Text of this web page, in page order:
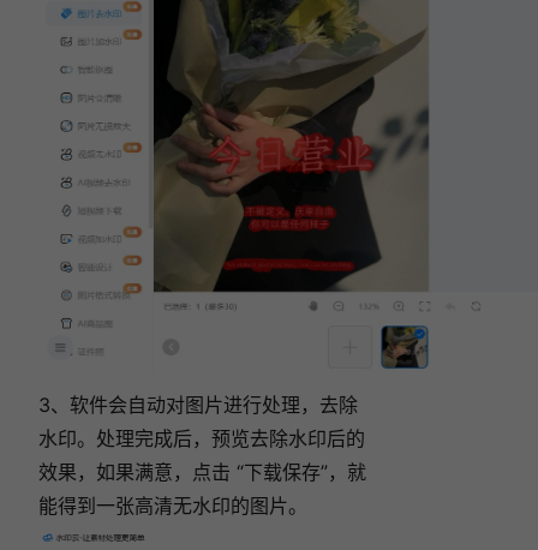
3、软件会自动对图片进行处理，去除
水印。处理完成后，预览去除水印后的
效果，如果满意，点击 “下载保存”，就
能得到一张高清无水印的图片。